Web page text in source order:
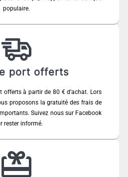
populaire.
port offerts
offerts à partir de 80 € d’achat. Lors
proposons la gratuité des frais de
Suivez nous sur Facebook
rester informé.